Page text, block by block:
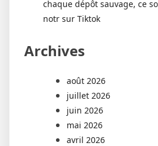
chaque dépôt sauvage, ce
notr sur Tiktok
Archives
août 2026
juillet 2026
juin 2026
mai 2026
avril 2026